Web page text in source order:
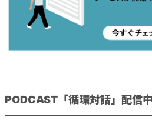
PODCAST「循環対話」配信中